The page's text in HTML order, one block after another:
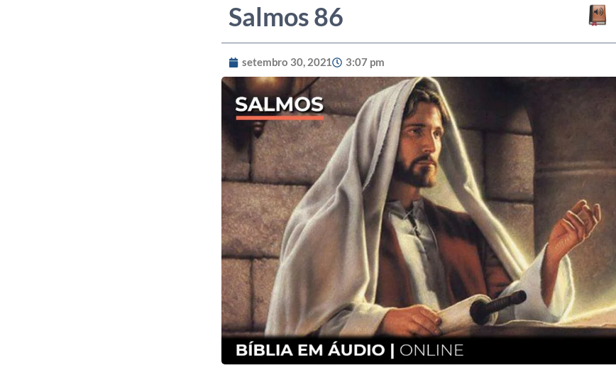
Salmos 86
setembro 30, 2021 3:07 pm